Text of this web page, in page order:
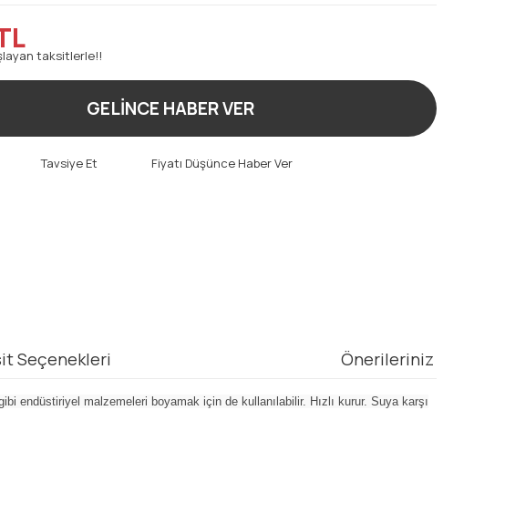
taksitlerle!!
GELİNCE HABER VER
Tavsiye Et Fiyatı Düşünce Haber Ver
Seçenekleri Önerileriniz
endüstiriyel malzemeleri boyamak için de kullanılabilir. Hızlı kurur. Suya karşı
tarafımıza iletebilirsiniz.